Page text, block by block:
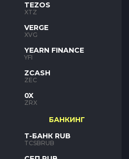
TEZOS
XTZ
VERGE
XVG
YEARN FINANCE
YFI
ZCASH
ZEC
0X
ZRX
БАНКИНГ
Т-БАНК RUB
TCSBRUB